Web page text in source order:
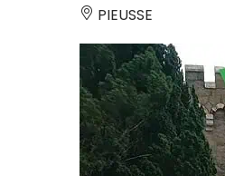
PIEUSSE